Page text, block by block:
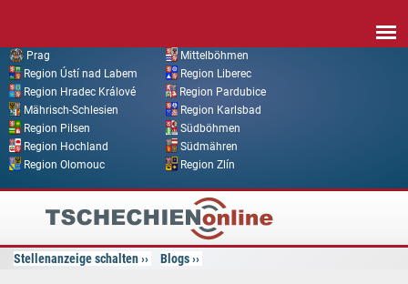
Prag
Mittelböhmen
Region Ústí nad Labem
Region Liberec
Region Hradec Králové
Region Pardubice
Mährisch-Schlesien
Region Karlsbad
Region Pilsen
Südböhmen
Region Hochland
Südmähren
Region Olomouc
Region Zlín
Tschechien
Online
Stellenanzeige schalten Blogs